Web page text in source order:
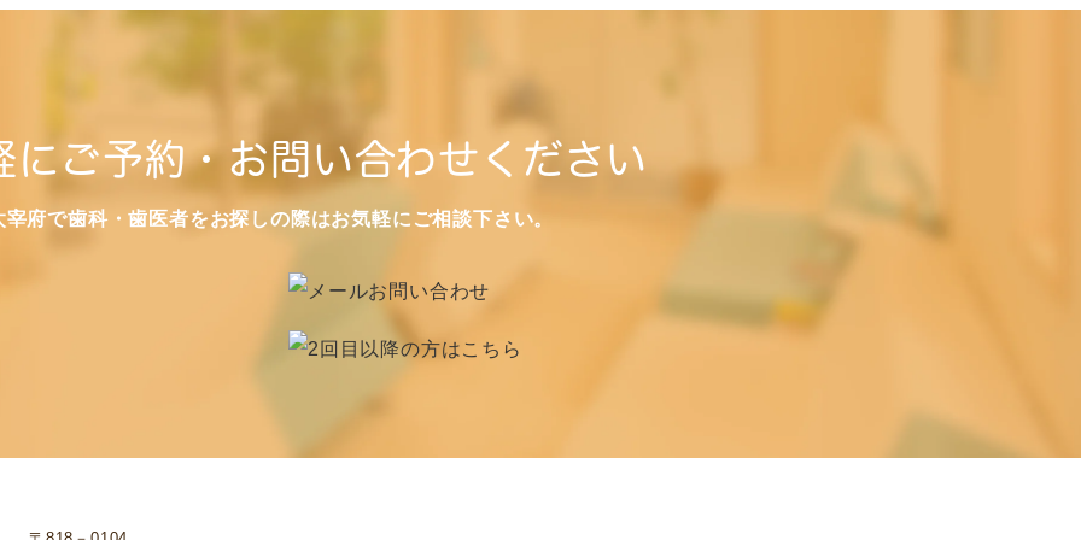
にご予約・お問い合わせください
宰府で歯科・歯医者をお探しの際はお気軽にご相談下さい。